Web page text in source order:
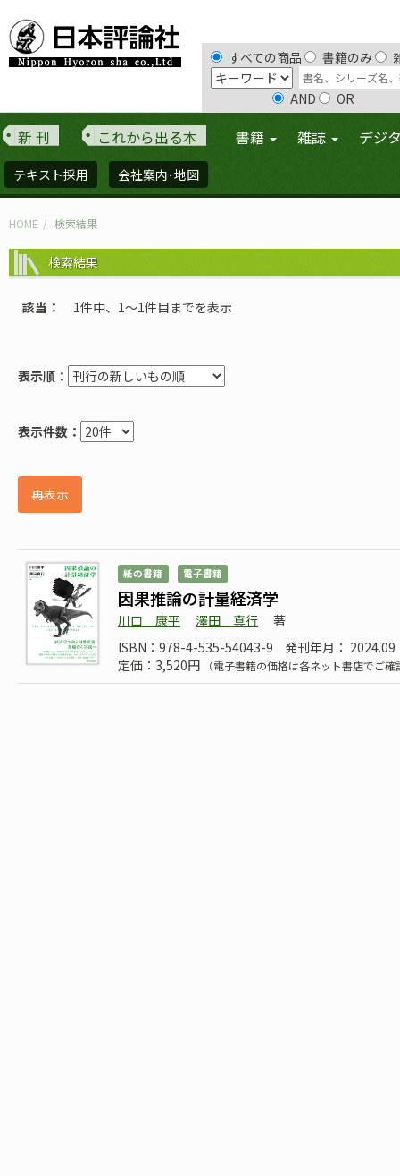
すべての商品 書籍のみ
AND OR
新 刊 これから出る本 書籍 雑誌 デジ
テキスト採用 会社案内･地図
HOME 検索結果
検索結果
該当 1件中、1〜1件目までを表示
表示順：
表示件数：
再表示
紙の書籍 電子書籍
因果推論の計量経済学
川口 康平 澤田 真行
著
ISBN：978-4-535-54043-9
発刊年月： 2024.09
定価：3,520円
（電子書籍の価格は各ネット書店でご